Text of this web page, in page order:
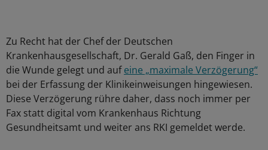
Zu Recht hat der Chef der Deutschen
Krankenhausgesellschaft, Dr. Gerald Gaß, den Finger in
die Wunde gelegt und aufeine „maximale Verzögerung“
bei der Erfassung der Klinikeinweisungen hingewiesen.
Diese Verzögerung rühre daher, dass noch immer per
Fax statt digital vom Krankenhaus Richtung
Gesundheitsamt und weiter ans RKI gemeldet werde.